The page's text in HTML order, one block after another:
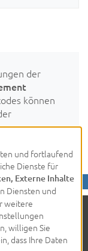
der
können
Instagram
XING
und fortlaufend
Dienste für
Externe Inhalte
Diensten und
weitere
willigen Sie
dass Ihre Daten